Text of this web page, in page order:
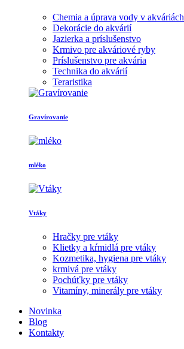
Chemia a úprava vody v akváriách
Dekorácie do akvárií
Jazierka a príslušenstvo
Krmivo pre akváriové ryby
Príslušenstvo pre akvária
Technika do akvárií
Teraristika
Gravírovanie
mléko
Vtáky
Hračky pre vtáky
Klietky a kŕmidlá pre vtáky
Kozmetika, hygiena pre vtáky
krmivá pre vtáky
Pochúťky pre vtáky
Vitamíny, minerály pre vtáky
Novinka
Blog
Kontakty